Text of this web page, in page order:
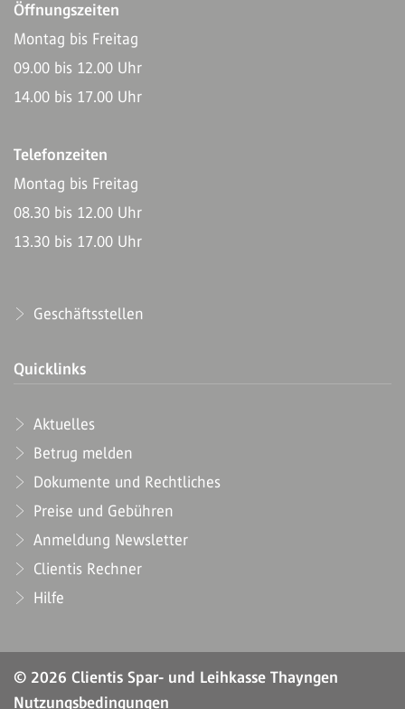
Öffnungszeiten
Montag bis Freitag
09.00 bis 12.00 Uhr
14.00 bis 17.00 Uhr
Telefonzeiten
Montag bis Freitag
08.30 bis 12.00 Uhr
13.30 bis 17.00 Uhr
Geschäftsstellen
Quicklinks
Aktuelles
Betrug melden
Dokumente und Rechtliches
Preise und Gebühren
Anmeldung Newsletter
Clientis Rechner
Hilfe
© 2026 Clientis Spar- und Leihkasse Thayngen
Nutzungsbedingungen